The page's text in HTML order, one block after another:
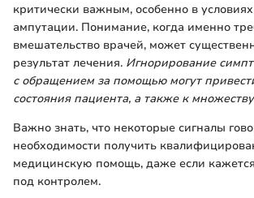
критически важным, особенно в
ампутации. Понимание, когда именно
вмешательство врачей, может
результат лечения. Игнорирование
с обращением за помощью могут
состояния пациента, а также к
Важно знать, что некоторые сигналы
необходимости получить
медицинскую помощь, даже если
под контролем.